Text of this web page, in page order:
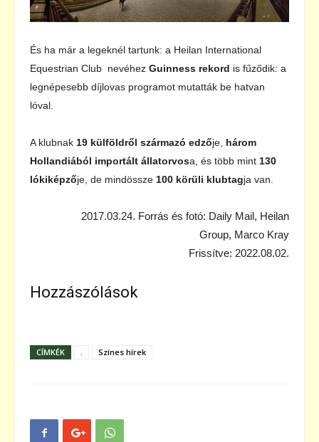
És ha már a legeknél tartunk: a Heilan International
Equestrian Club nevéhez Guinness rekord is fűződik: a
legnépesebb díjlovas programot mutatták be hatvan
lóval.
A klubnak 19 külföldről származó edzője, három
Hollandiából importált állatorvosa, és több mint 130
lókiképzője, de mindössze 100 körüli klubtagja van.
2017.03.24. Forrás és fotó: Daily Mail, Heilan
Group, Marco Kray
Frissítve: 2022.08.02.
Hozzászólások
CÍMKÉK Színes hírek